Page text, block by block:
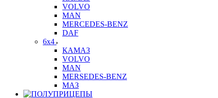
VOLVO
MAN
MERCEDES-BENZ
DAF
6x4
КАМАЗ
VOLVO
MAN
MERSEDES-BENZ
МАЗ